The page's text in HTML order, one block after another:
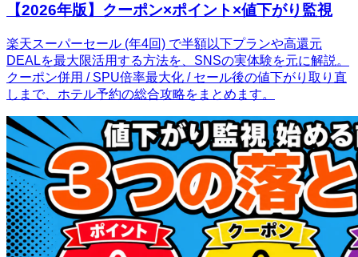
【2026年版】クーポン×ポイント×値下がり監視
楽天スーパーセール (年4回) で半額以下プランや高還元
DEALを最大限活用する方法を、SNSの実体験を元に解説。
クーポン併用 / SPU倍率最大化 / セール後の値下がり取り直
しまで、ホテル予約の総合攻略をまとめます。